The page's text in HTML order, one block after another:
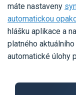
máte nastaveny
automatickou
hlášku aplikace a
platného
automatické úlohy